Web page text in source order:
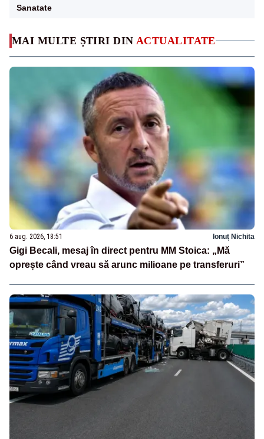
MAI MULTE ȘTIRI DIN ACTUALITATE
6 aug. 2026, 18:51 Ionuț Nichita
Gigi Becali, mesaj în direct pentru MM Stoica: „Mă
oprește când vreau să arunc milioane pe transferuri”
Sanatate